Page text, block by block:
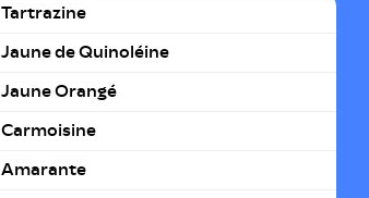
Tartrazine
Jaune de Quinoléine
Jaune Orangé
Carmoisine
Amarante